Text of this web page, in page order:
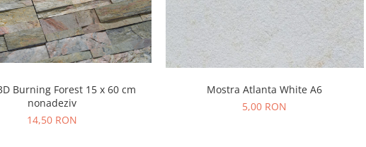
Burning Forest 15 x 60 cm
nonadeziv
14,50 RON
Mostra Atlanta White A6
5,00 RON